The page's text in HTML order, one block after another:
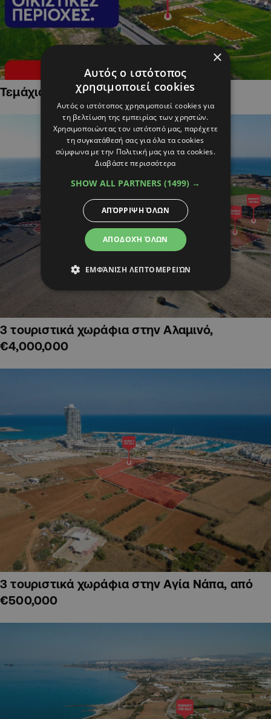
Τεμάχια Γης σε Οικιστικές Περιοχές
3 τουριστικά χωράφια στην Αλαμινό,
€4,000,000
3 τουριστικά χωράφια στην Αγία Νάπα, από
€500,000
×
Αυτός ο ιστότοπος
χρησιμοποιεί cookies
Αυτός ο ιστότοπος χρησιμοποιεί cookies για
τη βελτίωση της εμπειρίας των χρηστών.
Χρησιμοποιώντας τον ιστότοπό μας, παρέχετε
τη συγκατάθεσή σας για όλα τα cookies
σύμφωνα με την Πολιτική μας για τα cookies.
Διαβάστε περισσότερα
SHOW ALL PARTNERS (1499) →
ΑΠΟΔΟΧΉ ΌΛΩΝ
ΑΠΌΡΡΙΨΗ ΌΛΩΝ
ΕΜΦΆΝΙΣΗ ΛΕΠΤΟΜΕΡΕΙΏΝ